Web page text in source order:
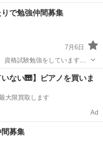
ある人でたのしくのめる方ぜ
迎です。いつきていつかえっ
で勉強仲間募集
7月6日
格試験勉強をしています。1
共有できる人と一緒だとさら
稿しました。タイミングを合
...
いない🎹】ピアノを買いま
大限買取します
Ad
募集